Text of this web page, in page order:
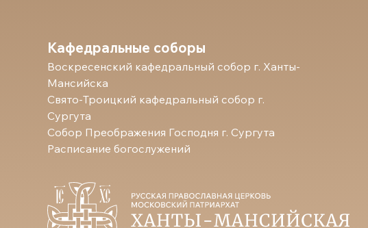
Кафедральные соборы
Воскресенский кафедральный собор г. Ханты-
Мансийска
Свято-Троицкий кафедральный собор г.
Сургута
Собор Преображения Господня г. Сургута
Расписание богослужений